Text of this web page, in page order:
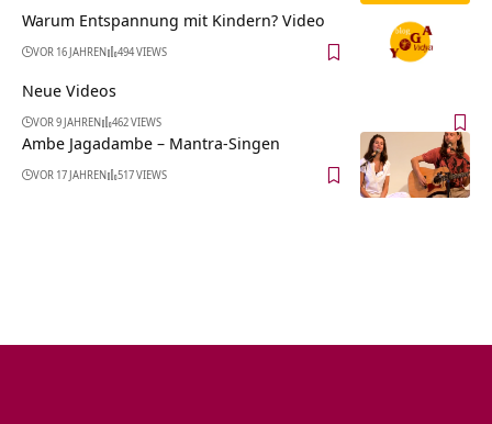
Warum Entspannung mit Kindern? Video
VOR 16 JAHREN 494 VIEWS
Neue Videos
VOR 9 JAHREN 462 VIEWS
Ambe Jagadambe – Mantra-Singen
VOR 17 JAHREN 517 VIEWS